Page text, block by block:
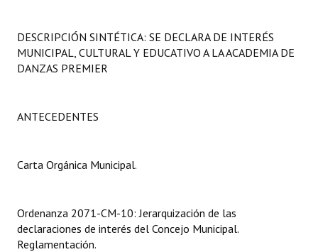
Programas
Constitución Nacional
Carta Orgánica 2007
Digesto
DESCRIPCIÓN SINTÉTICA: SE DECLARA DE INTERÉS
MUNICIPAL, CULTURAL Y EDUCATIVO A LA ACADEMIA DE
DANZAS PREMIER
ANTECEDENTES
Carta Orgánica Municipal.
Ordenanza 2071-CM-10: Jerarquización de las
declaraciones de interés del Concejo Municipal.
Reglamentación.